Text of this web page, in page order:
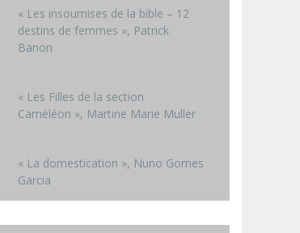
« Les insoumises de la bible – 12
destins de femmes », Patrick
Banon
« Les Filles de la section
Caméléon », Martine Marie Muller
« La domestication », Nuno Gomes
Garcia